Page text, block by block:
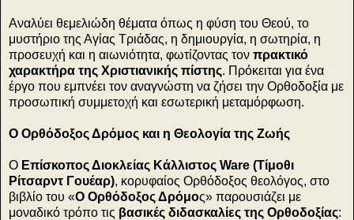
Αναλύει θεμελιώδη θέματα όπως η φύση του Θεού, το
μυστήριο της Αγίας Τριάδας, η δημιουργία, η σωτηρία, η
προσευχή και η αιωνιότητα, φωτίζοντας τον πρακτικό
χαρακτήρα της Χριστιανικής πίστης. Πρόκειται για ένα
έργο που εμπνέει τον αναγνώστη να ζήσει την Ορθοδοξία με
προσωπική συμμετοχή και εσωτερική μεταμόρφωση.
Ο Ορθόδοξος Δρόμος και η Θεολογία της Ζωής
Ο Επίσκοπος Διοκλείας Κάλλιστος Ware (Τίμοθι
Ρίτσαρντ Γουέαρ), κορυφαίος Ορθόδοξος θεολόγος, στο
βιβλίο του «Ο Ορθόδοξος Δρόμος» παρουσιάζει με
μοναδικό τρόπο τις βασικές διδασκαλίες της Ορθοδοξίας: